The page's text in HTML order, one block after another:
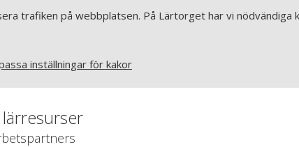
trafiken på webbplatsen. På Lärtorget har vi nödvändiga
inställningar för kakor